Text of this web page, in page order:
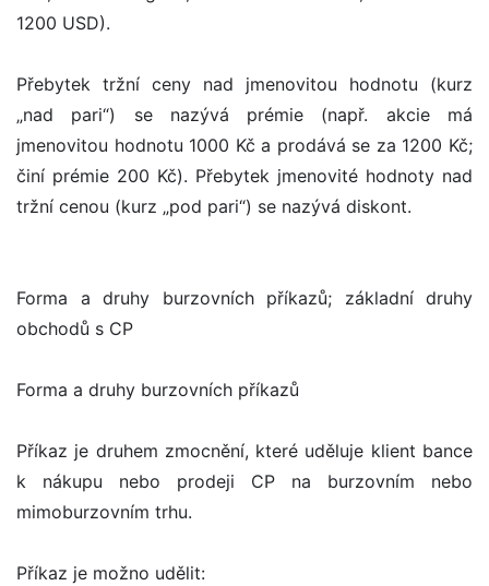
1200 USD).
Přebytek tržní ceny nad jmenovitou hodnotu (kurz
„nad pari“) se nazývá prémie (např. akcie má
jmenovitou hodnotu 1000 Kč a prodává se za 1200 Kč;
činí prémie 200 Kč). Přebytek jmenovité hodnoty nad
tržní cenou (kurz „pod pari“) se nazývá diskont.
Forma a druhy burzovních příkazů; základní druhy
obchodů s CP
Forma a druhy burzovních příkazů
Příkaz je druhem zmocnění, které uděluje klient bance
k nákupu nebo prodeji CP na burzovním nebo
mimoburzovním trhu.
Příkaz je možno udělit: